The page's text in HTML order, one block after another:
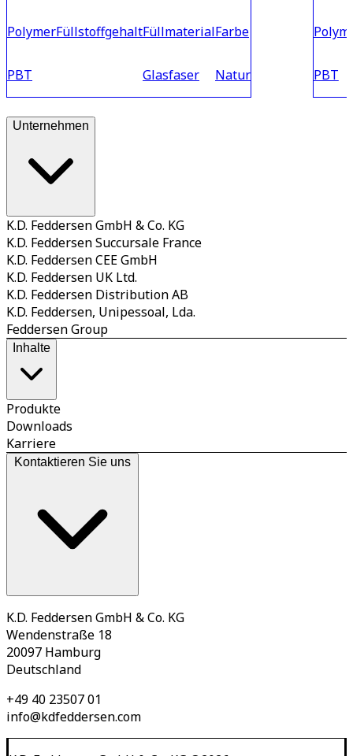
Polymer
PBT
FüllstoffgehaltFüllmaterial
Glasfaser
Farbe
Natur PBT
Unternehmen
K.D. Feddersen GmbH & Co. KG
K.D. Feddersen Succursale France
K.D. Feddersen CEE GmbH
K.D. Feddersen UK Ltd.
K.D. Feddersen Distribution AB
K.D. Feddersen, Unipessoal, Lda.
Feddersen Group
Inhalte
Produkte
Downloads
Karriere
K.D. Feddersen GmbH & Co. KG
Wendenstraße 18
20097 Hamburg
Deutschland
+49 40 23507 01
info@kdfeddersen.com